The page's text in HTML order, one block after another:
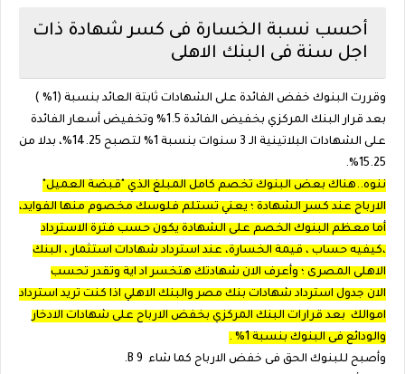
أحسب نسبة الخسارة فى كسر شهادة ذات
اجل سنة فى البنك الاهلى
وقررت البنوك خفض الفائدة على الشهادات ثابتة العائد بنسبة (1% )
بعد قرار البنك المركزي بخفيض الفائدة 1.5% وتخفيض أسعار الفائدة
على الشهادات البلاتينية الـ 3 سنوات بنسبة 1% لتصبح 14.25%، بدلا من
15.25%.
ننوه..هناك بعض البنوك تخصم كامل المبلغ الذي "قبضة العميل"
الارباح عند كسر الشهادة ؛ يعني تستلم فلوسك مخصوم منها الفوايد،
أما معظم البنوك الخصم على الشهادة يكون حسب فترة الاسترداد
،كيفيه حساب ، قيمة الخسارة، عند استرداد شهادات استثمار ، البنك
الاهلى المصرى ؛ وأعرف الان شهادتك هتخسر اد اية وتقدر تحسب
الان جدول استرداد شهادات بنك مصر والبنك الاهلي اذا كنت تريد استرداد
اموالك بعد قرارات البنك المركزي بخفض الارباح على شهادات الادخار
والودائع فى البنوك بنسبة 1% .
وأصبح للبنوك الحق فى خفض الارباح كما شاء B 9.